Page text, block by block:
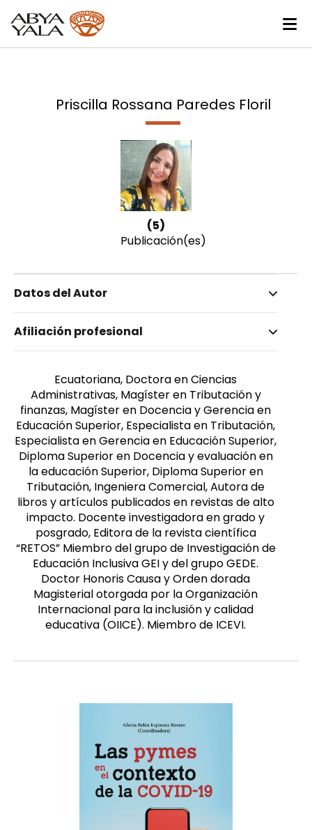
Priscilla Rossana Paredes Floril
(5)
Publicación(es)
Datos del Autor
Paredes Floril, Priscilla Rossana
Femenino
Afiliación profesional
Ecuatoriana, Doctora en Ciencias
Administrativas, Magíster en Tributación y
finanzas, Magíster en Docencia y Gerencia en
Educación Superior, Especialista en Tributación,
Especialista en Gerencia en Educación Superior,
Diploma Superior en Docencia y evaluación en
la educación Superior, Diploma Superior en
Tributación, Ingeniera Comercial, Autora de
libros y artículos publicados en revistas de alto
impacto. Docente investigadora en grado y
posgrado, Editora de la revista científica
“RETOS” Miembro del grupo de Investigación de
Educación Inclusiva GEI y del grupo GEDE.
Doctor Honoris Causa y Orden dorada
Magisterial otorgada por la Organización
Internacional para la inclusión y calidad
educativa (OIICE). Miembro de ICEVI.